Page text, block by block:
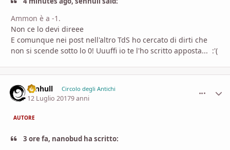
Ammon è a -1.
Non ce lo devi direee
E comunque nei post nell'altro TdS ho cercato di dirti che
non si scende sotto lo 0! Uuuffi io te l'ho scritto apposta... :'(
senhull Circolo degli Antichi
12 Luglio 20179 anni
AUTORE
3 ore fa, nanobud ha scritto: